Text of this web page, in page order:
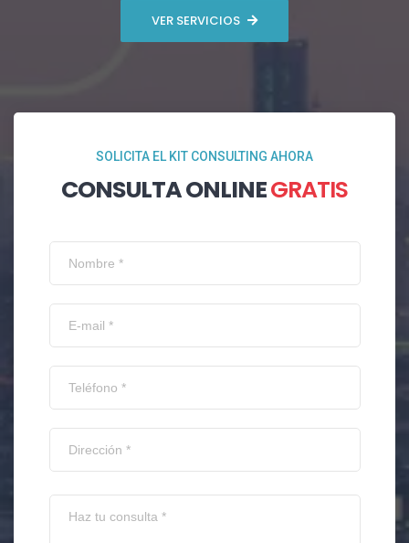
VER SERVICIOS
SOLICITA EL KIT CONSULTING AHORA
CONSULTA ONLINEGRATIS